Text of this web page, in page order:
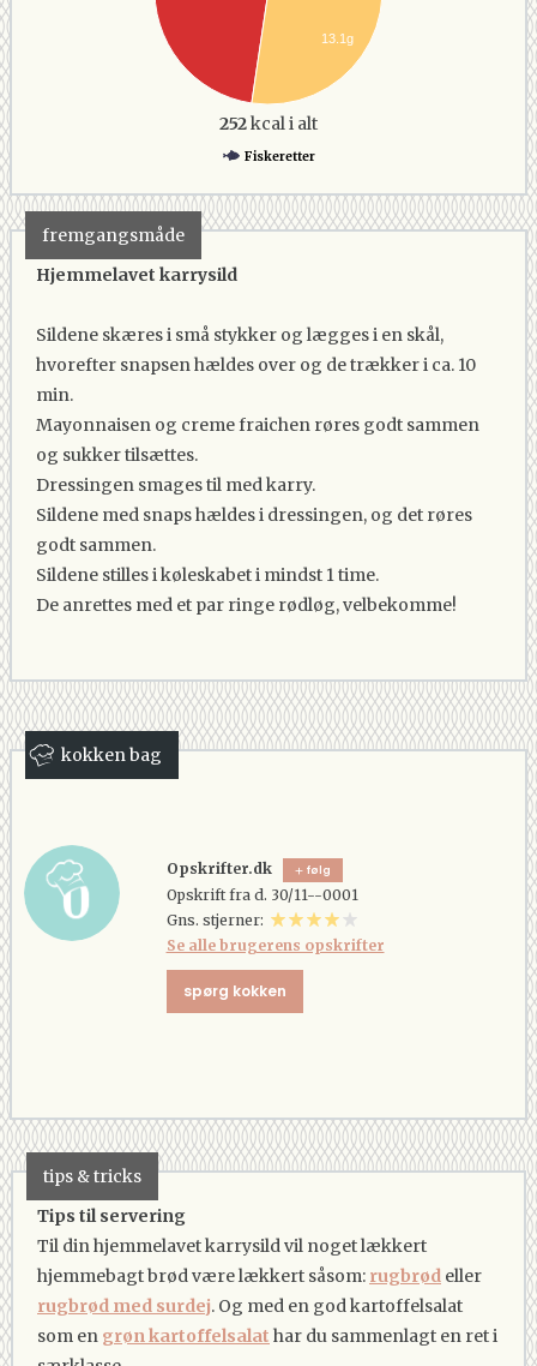
13.1g
252kcal i alt
Fiskeretter
fremgangsmåde
Hjemmelavet karrysild
Sildene skæres i små stykker og lægges i en skål,
hvorefter snapsen hældes over og de trækker i ca. 10
min.
Mayonnaisen og creme fraichen røres godt sammen
og sukker tilsættes.
Dressingen smages til med karry.
Sildene med snaps hældes i dressingen, og det røres
godt sammen.
Sildene stilles i køleskabet i mindst 1 time.
De anrettes med et par ringe rødløg, velbekomme!
kokken bag
Opskrifter.dk følg
Opskrift fra d. 30/11--0001
Gns. stjerner:
Se alle brugerens opskrifter
spørg kokken
tips & tricks
Tips til servering
Til din hjemmelavet karrysild vil noget lækkert
hjemmebagt brød være lækkert såsom: rugbrød eller
rugbrød med surdej. Og med en god kartoffelsalat
som en grøn kartoffelsalat har du sammenlagt en ret i